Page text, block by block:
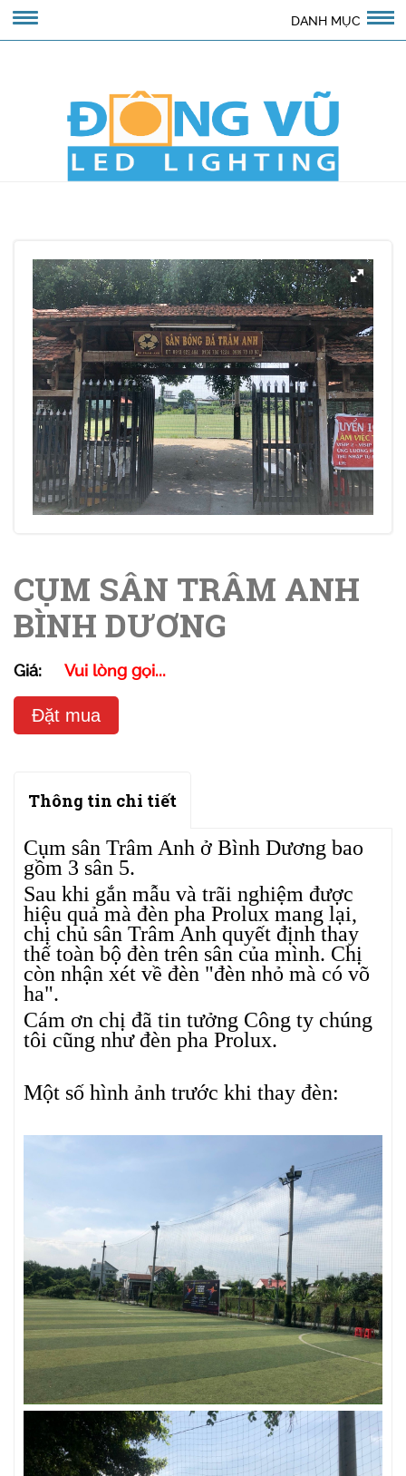
DANH MỤC
CỤM SÂN TRÂM ANH
BÌNH DƯƠNG
Giá: Vui lòng gọi...
Đặt mua
Thông tin chi tiết
Cụm sân Trâm Anh ở Bình Dương bao
gồm 3 sân 5.
Sau khi gắn mẫu và trãi nghiệm được
hiệu quả mà đèn pha Prolux mang lại,
chị chủ sân Trâm Anh quyết định thay
thế toàn bộ đèn trên sân của mình. Chị
còn nhận xét về đèn "đèn nhỏ mà có võ
ha".
Cám ơn chị đã tin tưởng Công ty chúng
tôi cũng như đèn pha Prolux.
Một số hình ảnh trước khi thay đèn: